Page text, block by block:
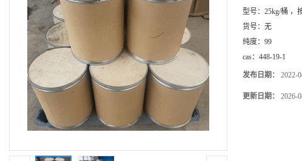
型号： 25kg/桶 ，
货号： 无
纯度： 99
cas： 448-19-1
发布日期： 2022-
更新日期： 2026-